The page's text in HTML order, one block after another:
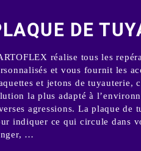
DE
réalise tous les
et vous fournit les
et jetons de tuyauterie,
la plus adapté à
agressions. La plaque de
indiquer ce qui circule dans
…